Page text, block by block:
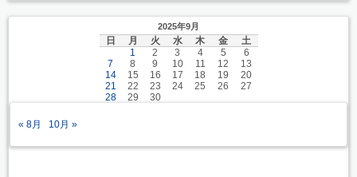
2025年9月
日 月 火 水 木 金
土
1
2 3 4 5
6
7
8 9 10 11 12
13
14
15 16 17 18 19
20
21
22 23 24 25 26
27
28
29 30
« 8月 10月 »